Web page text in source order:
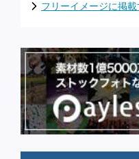
フリーイメージに掲